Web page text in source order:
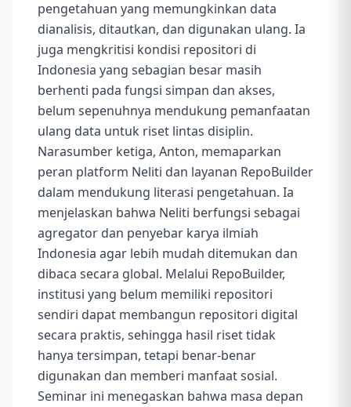
pengetahuan yang memungkinkan data
dianalisis, ditautkan, dan digunakan ulang. Ia
juga mengkritisi kondisi repositori di
Indonesia yang sebagian besar masih
berhenti pada fungsi simpan dan akses,
belum sepenuhnya mendukung pemanfaatan
ulang data untuk riset lintas disiplin.
Narasumber ketiga, Anton, memaparkan
peran platform Neliti dan layanan RepoBuilder
dalam mendukung literasi pengetahuan. Ia
menjelaskan bahwa Neliti berfungsi sebagai
agregator dan penyebar karya ilmiah
Indonesia agar lebih mudah ditemukan dan
dibaca secara global. Melalui RepoBuilder,
institusi yang belum memiliki repositori
sendiri dapat membangun repositori digital
secara praktis, sehingga hasil riset tidak
hanya tersimpan, tetapi benar-benar
digunakan dan memberi manfaat sosial.
Seminar ini menegaskan bahwa masa depan